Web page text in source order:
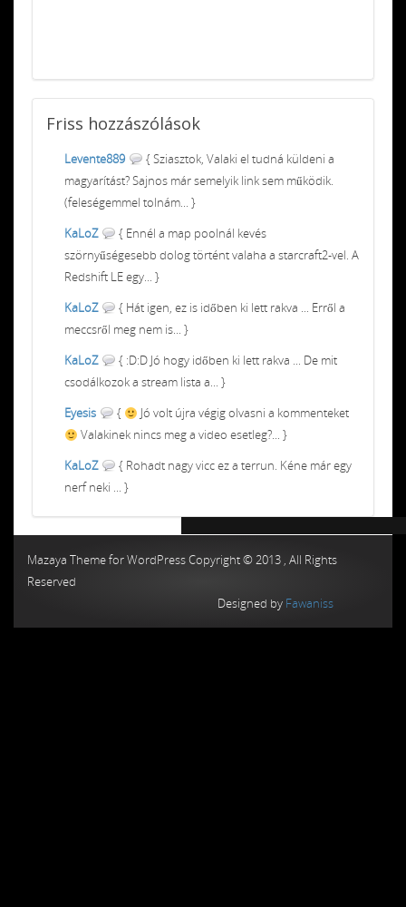
Friss hozzászólások
Levente889
{ Sziasztok, Valaki el tudná küldeni a
magyarítást? Sajnos már semelyik link sem működik.
(feleségemmel tolnám... }
KaLoZ
{ Ennél a map poolnál kevés
szörnyűségesebb dolog történt valaha a starcraft2-vel. A
Redshift LE egy... }
KaLoZ
{ Hát igen, ez is időben ki lett rakva ... Erről a
meccsről meg nem is... }
KaLoZ
{ :D:D Jó hogy időben ki lett rakva ... De mit
csodálkozok a stream lista a... }
Eyesis
{
Jó volt újra végig olvasni a kommenteket
Valakinek nincs meg a video esetleg?... }
KaLoZ
{ Rohadt nagy vicc ez a terrun. Kéne már egy
nerf neki ... }
Mazaya Theme for WordPress Copyright © 2013 , All Rights
Reserved
Designed by Fawaniss